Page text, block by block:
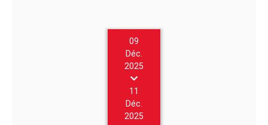
09
Déc.
2025
11
Déc.
2025